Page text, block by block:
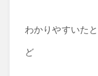
わかりやすいた
ど